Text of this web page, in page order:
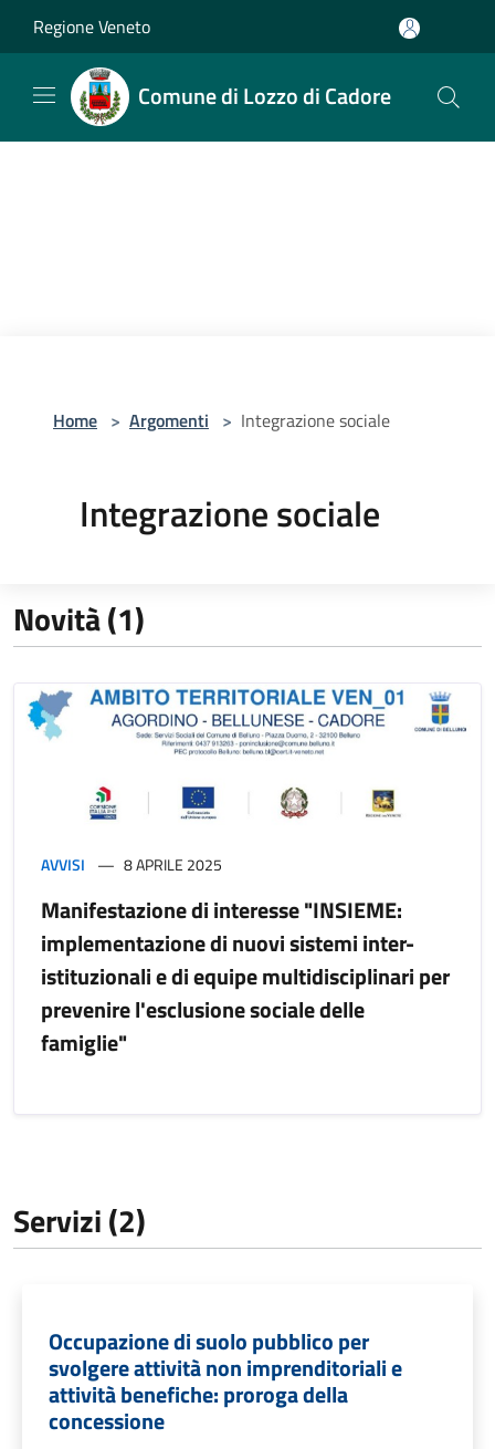
Regione Veneto
Comune di Lozzo di Cadore
Home > Argomenti > Integrazione sociale
Integrazione sociale
Novità (1)
AVVISI 8 APRILE 2025
Manifestazione di interesse "INSIEME:
implementazione di nuovi sistemi inter-
istituzionali e di equipe multidisciplinari per
prevenire l'esclusione sociale delle
famiglie"
Servizi (2)
Occupazione di suolo pubblico per
svolgere attività non imprenditoriali e
attività benefiche: proroga della
concessione